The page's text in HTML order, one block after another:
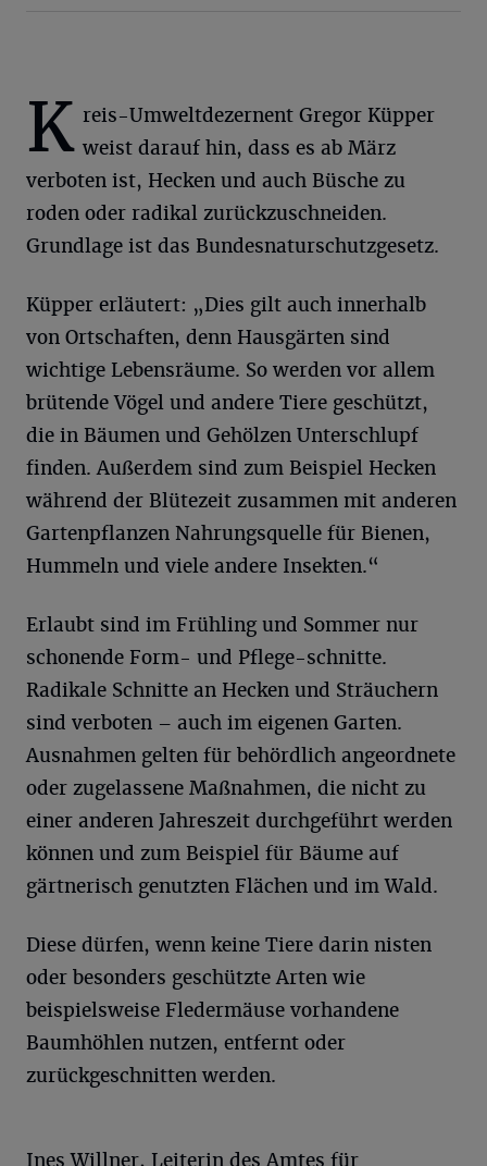
K reis-Umweltdezernent Gregor Küpper
weist darauf hin, dass es ab März
verboten ist, Hecken und auch Büsche zu
roden oder radikal zurückzuschneiden.
Grundlage ist das Bundesnaturschutzgesetz.
Küpper erläutert: „Dies gilt auch innerhalb
von Ortschaften, denn Hausgärten sind
wichtige Lebensräume. So werden vor allem
brütende Vögel und andere Tiere geschützt,
die in Bäumen und Gehölzen Unterschlupf
finden. Außerdem sind zum Beispiel Hecken
während der Blütezeit zusammen mit anderen
Gartenpflanzen Nahrungsquelle für Bienen,
Hummeln und viele andere Insekten.“
Erlaubt sind im Frühling und Sommer nur
schonende Form- und Pflege-schnitte.
Radikale Schnitte an Hecken und Sträuchern
sind verboten – auch im eigenen Garten.
Ausnahmen gelten für behördlich angeordnete
oder zugelassene Maßnahmen, die nicht zu
einer anderen Jahreszeit durchgeführt werden
können und zum Beispiel für Bäume auf
gärtnerisch genutzten Flächen und im Wald.
Diese dürfen, wenn keine Tiere darin nisten
oder besonders geschützte Arten wie
beispielsweise Fledermäuse vorhandene
Baumhöhlen nutzen, entfernt oder
zurückgeschnitten werden.
Ines Willner, Leiterin des Amtes für